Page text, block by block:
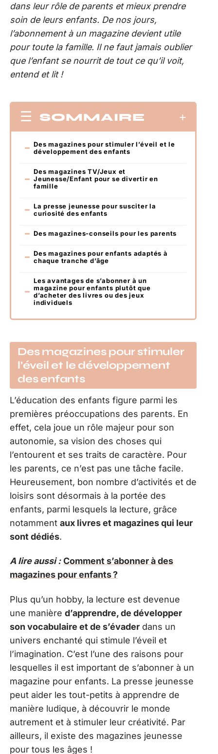
dans leur rôle de parents et mieux prendre
soin de leurs enfants. De nos jours,
l’abonnement à un magazine devient utile
pour toute la famille. Il ne faut jamais oublier
que l’enfant se nourrit de tout ce qu’il voit,
entend et lit !
SOMMAIRE
Des magazines pour stimuler l’éveil et le
développement des enfants
Des magazines TV/Jeux et
Jeunesse/Enfant pour se divertir en
famille
La presse jeunesse pour susciter la
curiosité des enfants
Des magazines-conseils pour les parents
Des magazines pour enfants adaptés à
chaque tranche d’âge
Les avantages de s’abonner à un
magazine pour enfants plutôt que
d’acheter des livres ou des jeux
individuels
Des magazines pour stimuler
l’éveil et le développement
des enfants
L’éducation des enfants figure parmi les
premières préoccupations des parents. En
effet, cela joue un rôle majeur pour son
autonomie, sa vision des choses qui
l’entourent et ses traits de caractère. Pour
les parents, ce n’est pas une tâche facile.
Heureusement, bon nombre d’activités et de
loisirs sont désormais à la portée des
enfants, parmi lesquels la lecture, grâce
notamment aux livres et magazines qui leur
sont dédiés.
A lire aussi : Comment s’abonner à des
magazines pour enfants ?
Plus qu’un hobby, la lecture est devenue
une manière d’apprendre, de développer
son vocabulaire et de s’évader dans un
univers enchanté qui stimule l’éveil et
l’imagination. C’est l’une des raisons pour
lesquelles il est important de s’abonner à un
magazine pour enfants. La presse jeunesse
peut aider les tout-petits à apprendre de
manière ludique, à découvrir le monde
autrement et à stimuler leur créativité. Par
ailleurs, il existe des magazines jeunesse
pour tous les âges !